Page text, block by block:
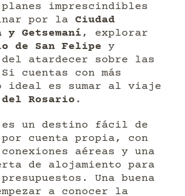
imprescindibles
por la Ciudad
y Getsemaní, explorar
de San Felipe y
atardecer sobre las
cuentas con más
ideal es sumar al viaje
Rosario .
es un destino fácil de
cuenta propia, con
aéreas y una
de alojamiento para
Una buena
a conocer la